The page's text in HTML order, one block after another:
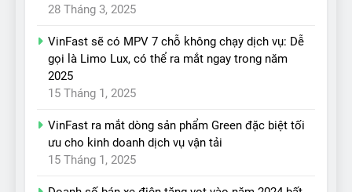
28 Tháng 3, 2025
VinFast sẽ có MPV 7 chỗ không chạy dịch vụ: Dễ
gọi là Limo Lux, có thể ra mắt ngay trong năm
2025
15 Tháng 1, 2025
VinFast ra mắt dòng sản phẩm Green đặc biệt tối
ưu cho kinh doanh dịch vụ vận tải
15 Tháng 1, 2025